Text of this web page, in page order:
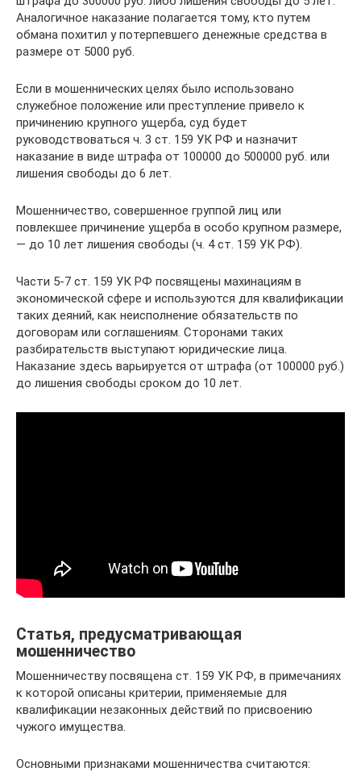
Аналогичное наказание полагается тому, кто путем
обмана похитил у потерпевшего денежные средства в
размере от 5000 руб.
Если в мошеннических целях было использовано
служебное положение или преступление привело к
причинению крупного ущерба, суд будет
руководствоваться ч. 3 ст. 159 УК РФ и назначит
наказание в виде штрафа от 100000 до 500000 руб. или
лишения свободы до 6 лет.
Мошенничество, совершенное группой лиц или
повлекшее причинение ущерба в особо крупном размере,
— до 10 лет лишения свободы (ч. 4 ст. 159 УК РФ).
Части 5-7 ст. 159 УК РФ посвящены махинациям в
экономической сфере и используются для квалификации
таких деяний, как неисполнение обязательств по
договорам или соглашениям. Сторонами таких
разбирательств выступают юридические лица.
Наказание здесь варьируется от штрафа (от 100000 руб.)
до лишения свободы сроком до 10 лет.
Статья, предусматривающая
мошенничество
Мошенничеству посвящена ст. 159 УК РФ, в примечаниях
к которой описаны критерии, применяемые для
квалификации незаконных действий по присвоению
чужого имущества.
Основными признаками мошенничества считаются: